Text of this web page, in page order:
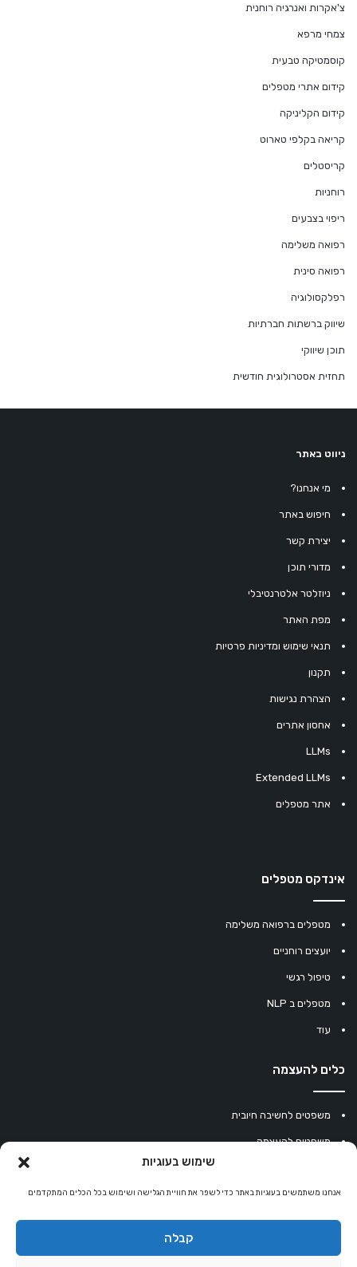
שימוש בעוגיות
אנחנו משתמשים בעוגיות באתר כדי לשפר את חוויית הגלישה ושימוש בכל הכלים המתקדמים
קבלה
צ'אקרות ואנרגיה רוחנית
צמחי מרפא
קוסמטיקה טבעית
קידום אתרי מטפלים
קידום הקליניקה
קריאה בקלפי טארוט
קריסטלים
רוחניות
ריפוי בצבעים
רפואה משלימה
רפואה סינית
רפלקסולוגיה
שיווק ברשתות חברתיות
תוכן שיווקי
תחזית אסטרולוגית חודשית
ניווט באתר
מי אנחנו?
חיפוש באתר
יצירת קשר
מדורי תוכן
ניוזלטר אלטרנטיבלי
מפת האתר
תנאי שימוש ומדיניות פרטיות
תקנון
הצהרת נגישות
אחסון אתרים
LLMs
Extended LLMs
אתר מטפלים
אינדקס מטפלים
מטפלים ברפואה משלימה
יועצים רוחניים
טיפול רגשי
מטפלים ב NLP
עוד
כלים להעצמה
משפטים לחשיבה חיובית
משפטים להעצמה
מחשבון נומרולוגיה
קריסטלים למזלות